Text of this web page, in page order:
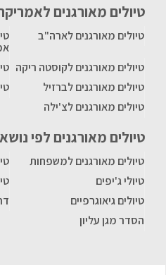
טיולים מאורגנים
טיולים מאורגנים לארה"ב
טיולים מאורגנים לקוסטה ריקה
טיולים מאורגנים לברזיל
טיולים מאורגנים לצ'ילה
טיולים מאורגנים לפי נושא
טיולים מאורגנים למשפחות
טיולי ג'יפים
טיולים גיאוגרפיים
הסדר מגן עליון